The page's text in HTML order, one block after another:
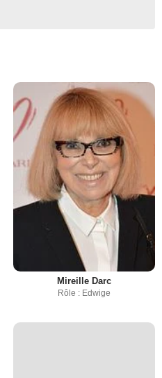
Mireille Darc
Rôle : Edwige